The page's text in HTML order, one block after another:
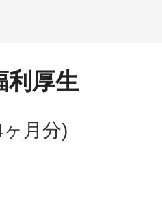
利厚生
月分)